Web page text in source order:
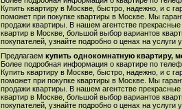
Купить квартиру в Москве, быстро, надежно, и с
поможет при покупке квартиры в Москве. Мы
продажи квартиры. В нашем агентстве
квартир в Москве, большой выбор вариантов
покупателей, узнайте подробно о ценах на услуги
Предлагаем купить однокомнатную квартиру,
Более подробная информация о квартире по
Купить квартиру в Москве, быстро, надежно, и с
поможет при покупке квартиры в Москве. Мы
продажи квартиры. В нашем агентстве
квартир в Москве, большой выбор вариантов
покупателей, узнайте подробно о ценах на услуги